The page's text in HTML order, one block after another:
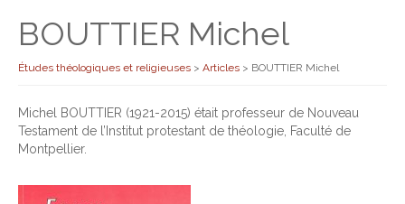
BOUTTIER Michel
Études théologiques et religieuses > Articles > BOUTTIER Michel
Michel BOUTTIER (1921-2015) était professeur de Nouveau
Testament de l’Institut protestant de théologie, Faculté de
Montpellier.